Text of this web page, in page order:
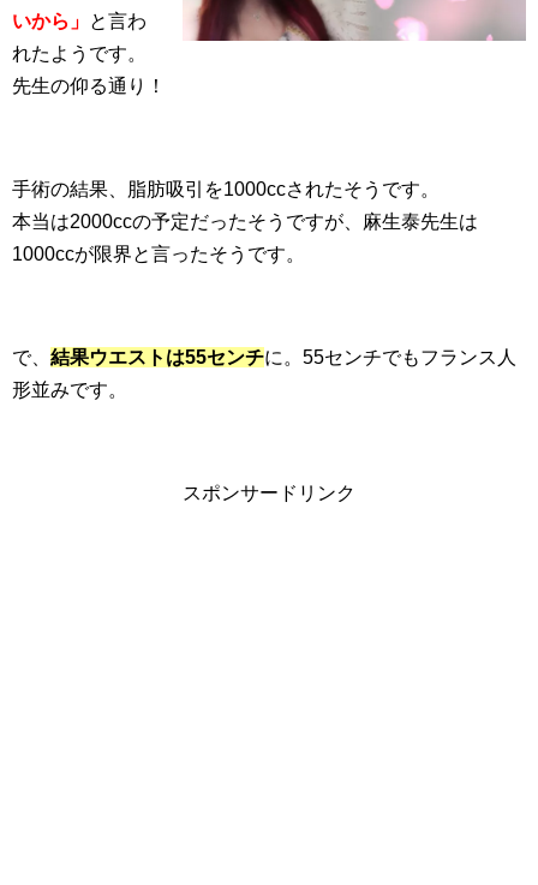
いから」 と言わ
れたようです。
先生の仰る通り！
手術の結果、脂肪吸引を1000ccされたそうです。
本当は2000ccの予定だったそうですが、麻生泰先生は
1000ccが限界と言ったそうです。
で、 結果ウエストは55センチに。55センチでもフランス人
形並みです。
スポンサードリンク